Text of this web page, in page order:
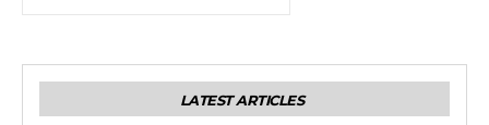
LATEST ARTICLES